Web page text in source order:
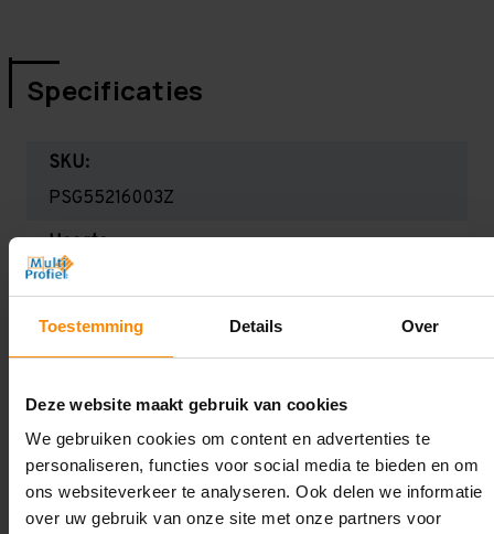
Toestemming Details Over
Deze website maakt gebruik van cookies
We gebruiken cookies om content en advertenties te
personaliseren, functies voor social media te bieden en om
ons websiteverkeer te analyseren. Ook delen we informatie
over uw gebruik van onze site met onze partners voor
Specificaties
SKU:
PSG55216003Z
Hoogte:
5.500 mm
Diepte:
1.100 mm
Lengte:
21.600 mm
Liggerlengte:
2.700 mm